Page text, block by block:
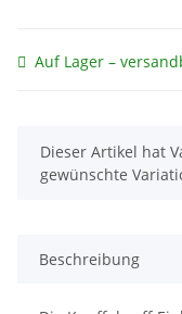
Auf Lager –
x
Dieser Artikel hat
gewünschte
Beschreibung